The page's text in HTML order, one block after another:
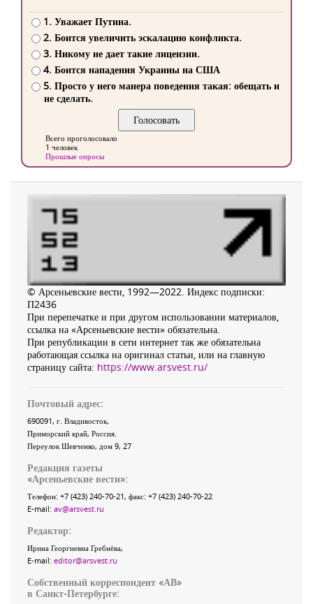
1. Уважает Путина.
2. Боится увеличить эскалацию конфликта.
3. Никому не дает такие лицензии.
4. Боится нападения Украины на США
5. Просто у него манера поведения такая: обещать и
не сделать.
Всего проголосовало
1 человек
Прошлые опросы
© Арсеньевские вести, 1992—2022. Индекс подписки:
П2436
При перепечатке и при другом использовании материалов,
ссылка на «Арсеньевские вести» обязательна.
При републикации в сети интернет так же обязательна
работающая ссылка на оригинал статьи, или на главную
страницу сайта: https://www.arsvest.ru/
Почтовый адрес:
690091, г. Владивосток,
Приморский край, Россия
Переулок Шевченко, дом 9, 27
Редакция газеты
«Арсеньевские вести»:
Телефон: +7 (423) 240-70-21, факс: +7 (423) 240-70-22
E-mail: av@arsvest.ru
Редактор:
Ирина Георгиевна Гребнёва,
E-mail: editor@arsvest.ru
Собственный корреспондент «АВ»
в Санкт-Петербурге: